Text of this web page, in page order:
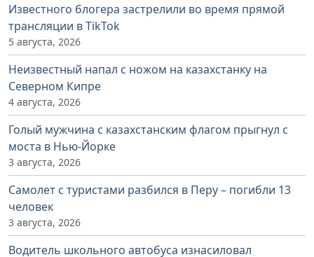
Известного блогера застрелили во время прямой
трансляции в TikTok
5 августа, 2026
Неизвестный напал с ножом на казахстанку на
Северном Кипре
4 августа, 2026
Голый мужчина с казахстанским флагом прыгнул с
моста в Нью-Йорке
3 августа, 2026
Самолет с туристами разбился в Перу – погибли 13
человек
3 августа, 2026
Водитель школьного автобуса изнасиловал